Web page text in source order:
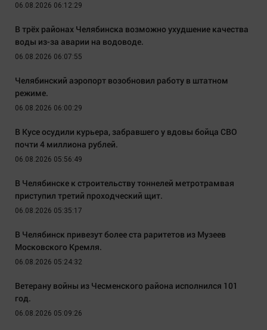
06.08.2026 06:12:29
В трёх районах Челябинска возможно ухудшение качества
воды из-за аварии на водоводе.
06.08.2026 06:07:55
Челябинский аэропорт возобновил работу в штатном
режиме.
06.08.2026 06:00:29
В Кусе осудили курьера, забравшего у вдовы бойца СВО
почти 4 миллиона рублей.
06.08.2026 05:56:49
В Челябинске к строительству тоннелей метротрамвая
приступил третий проходческий щит.
06.08.2026 05:35:17
В Челябинск привезут более ста раритетов из Музеев
Московского Кремля.
06.08.2026 05:24:32
Ветерану войны из Чесменского района исполнился 101
год.
06.08.2026 05:09:26